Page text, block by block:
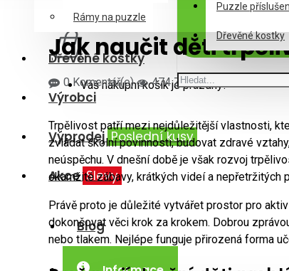
Puzzle
Dřevěné kostky
0 položek - 0Kč
Váš nákupní košík je prázdný!
Rámy na puzzle
Dřevěné kostky
Výrobci
Výprodej Poslední kusy
Akce Slevy
Blog
Jak naučit děti
0 Komentář(e) 474 Zobrazení
Trpělivost patří mezi nejdůležitější vlastnosti,
zvládat školní povinnosti, budovat zdravé
neúspěchu. V dnešní době je však rozvoj
okamžité zábavy, krátkých videí a nepřetržitých
Právě proto je důležité vytvářet prostor pro
dokončovat věci krok za krokem. Dobrou
nebo tlakem. Nejlépe funguje přirozená forma